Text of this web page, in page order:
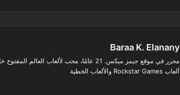
Baraa K. Elanany
محرر في موقع جيمز ميكس. 21 عامًا، محب لألعاب العالم
ألعاب Rockstar Games والألعاب الخطية